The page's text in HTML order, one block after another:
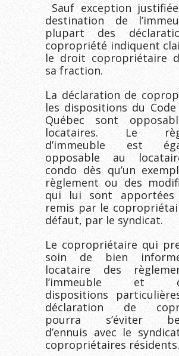
Sauf exception
destination de
plupart des
copropriété indiquent
le droit copropriétaire
sa fraction.
La déclaration de
les dispositions du
Québec sont
locataires. Le
d’immeuble est
opposable au
condo dès qu’un
règlement ou des
qui lui sont
remis par le
défaut, par le syndicat.
Le copropriétaire qui
soin de bien
locataire des
l’immeuble et
dispositions
déclaration de
pourra s’éviter
d’ennuis avec le
copropriétaires résidents.